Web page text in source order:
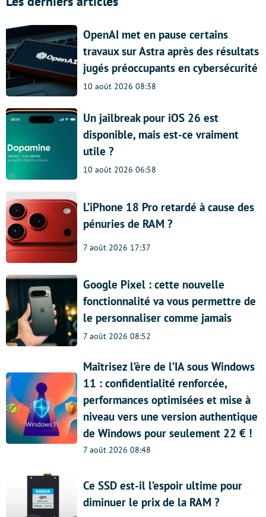
OpenAI met en pause certains
travaux sur Astra après des résultats
jugés préoccupants en cybersécurité
10 août 2026 08:38
Un jailbreak pour iOS 26 est
disponible, mais est-ce vraiment
utile ?
10 août 2026 06:58
L’iPhone 18 Pro retardé à cause des
pénuries de RAM ?
7 août 2026 17:37
Google Pixel : cette nouvelle
fonctionnalité va vous permettre de
le personnaliser comme jamais
7 août 2026 08:52
Maîtrisez l’ère de l’IA sous Windows
11 : confidentialité renforcée,
performances optimisées et mise à
niveau vers une version authentique
de Windows pour seulement 22 € !
7 août 2026 08:48
Ce SSD est-il l’espoir ultime pour
diminuer le prix de la RAM ?